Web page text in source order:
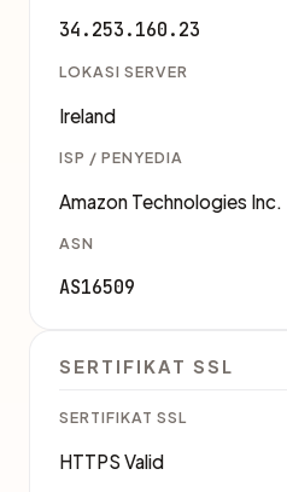
34.253.160.23
LOKASI SERVER
Ireland
ISP / PENYEDIA
Amazon Technologies Inc.
ASN
AS16509
SERTIFIKAT SSL
SERTIFIKAT SSL
HTTPS Valid